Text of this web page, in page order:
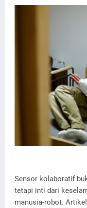
Sensor kolaboratif
tetapi inti dari
manusia-robot.